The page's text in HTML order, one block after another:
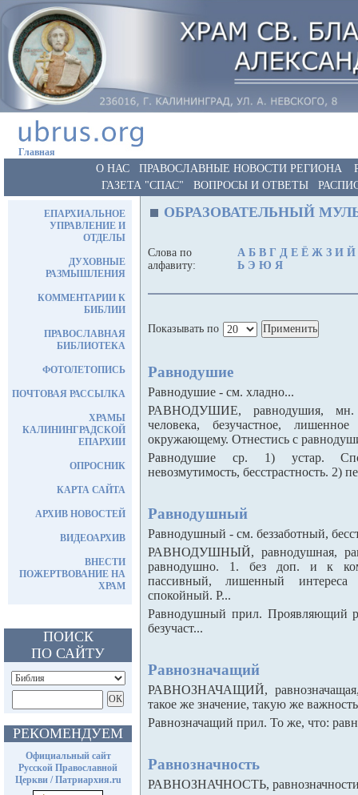
Главная
О НАС ПРАВОСЛАВНЫЕ НОВОСТИ РЕГИОНА
ГАЗЕТА "СПАС"
ВОПРОСЫ И ОТВЕТЫ
ЕПАРХИАЛЬНОЕ
УПРАВЛЕНИЕ И
ОТДЕЛЫ
ДУХОВНЫЕ
РАЗМЫШЛЕНИЯ
КОММЕНТАРИИ К
БИБЛИИ
ПРАВОСЛАВНАЯ
БИБЛИОТЕКА
ФОТОЛЕТОПИСЬ
ПОЧТОВАЯ РАССЫЛКА
ХРАМЫ
КАЛИНИНГРАДСКОЙ
ЕПАРХИИ
ОПРОСНИК
КАРТА САЙТА
АРХИВ НОВОСТЕЙ
ВИДЕОАРХИВ
ВНЕСТИ
ПОЖЕРТВОВАНИЕ НА
ХРАМ
ПОИСК
ПО САЙТУ
РЕКОМЕНДУЕМ
Официальный сайт
Русской Православной
Церкви / Патриархия.ru
ОБРАЗОВАТЕЛЬНЫЙ
Слова по
алфавиту:
А Б В Г Д Е Ё Ж З И Й
Ь Э Ю Я
Показывать по
Равнодушие
Равнодушие - см. хладно...
РАВНОДУШИЕ, равнодушия, мн.
человека, безучастное,
окружающему. Отнестись с
Равнодушие ср. 1) устар.
невозмутимость, бесстрастность. 2)
Равнодушный
Равнодушный - см. беззаботный,
РАВНОДУШНЫЙ, равнодушная,
равнодушно. 1. без доп. и к
пассивный, лишенный
спокойный. Р...
Равнодушный прил. Проявляющий
безучаст...
Равнозначащий
РАВНОЗНАЧАЩИЙ,
такое же значение, такую же
Равнозначащий прил. То же, что:
Равнозначность
РАВНОЗНАЧНОСТЬ,